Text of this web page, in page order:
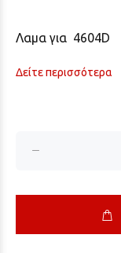
Λαμα για 4604D
Δείτε περισσότερα